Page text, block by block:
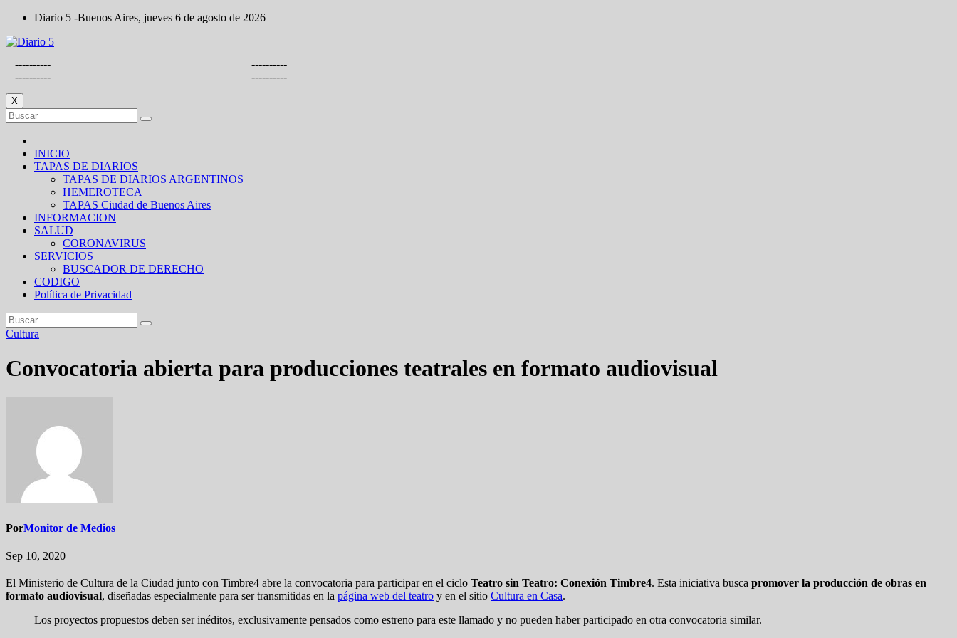
Saltar
contenido
Diario 5 -Buenos Aires, jueves 6 de agosto de 2026
----------
----------
----------
----------
X
INICIO
TAPAS DE DIARIOS
TAPAS DE DIARIOS ARGENTINOS
HEMEROTECA
TAPAS Ciudad de Buenos Aires
INFORMACION
SALUD
CORONAVIRUS
SERVICIOS
BUSCADOR DE DERECHO
CODIGO
Política de Privacidad
Cultura
Convocatoria abierta para producciones teatrales en formato audiovisual
PorMonitor de Medios
Sep 10, 2020
El Ministerio de Cultura de la Ciudad junto con Timbre4 abre la convocatoria para participar en el ciclo Teatro sin Teatro: Conexión Timbre4. Esta iniciativa busca promover la producción de obras en
formato audiovisual, diseñadas especialmente para ser transmitidas en la página web del teatro y en el sitio Cultura en Casa.
Los proyectos propuestos deben ser inéditos, exclusivamente pensados como estreno para este llamado y no pueden haber participado en otra convocatoria similar.